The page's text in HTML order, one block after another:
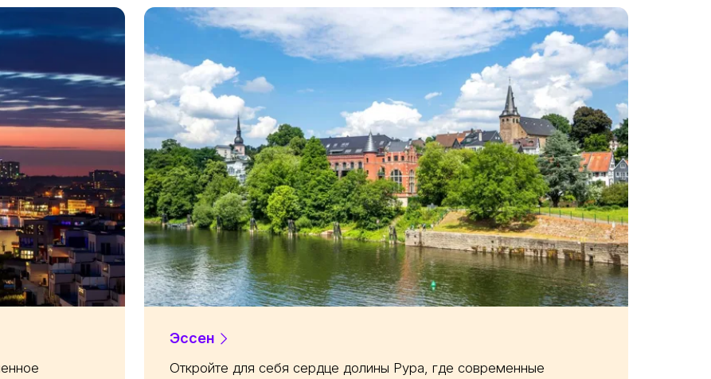
Эссен
Откройте для себя сердце долины Рура, где современные